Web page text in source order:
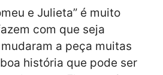
e Julieta” é muito
com que seja
a peça muitas
história que pode ser